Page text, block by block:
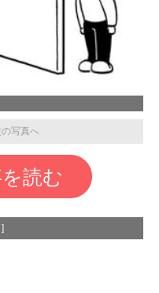
写真へ
読む